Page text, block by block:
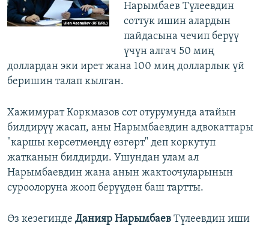
Нарымбаев Түлеевдин
соттук ишин алардын
пайдасына чечип берүү
үчүн алгач 50 миң
доллардан эки ирет жана 100 миң долларлык үй
беришин талап кылган.
Хажимурат Коркмазов сот отурумунда атайын
билдирүү жасап, аны Нарымбаевдин адвокаттары
"каршы көрсөтмөңдү өзгөрт" деп коркутуп
жатканын билдирди. Ушундан улам ал
Нарымбаевдин жана анын жактоочуларынын
суроолоруна жооп берүүдөн баш тартты.
Өз кезегинде Данияр Нарымбаев Түлеевдин иши